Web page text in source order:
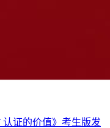
认证的价值》考生版发